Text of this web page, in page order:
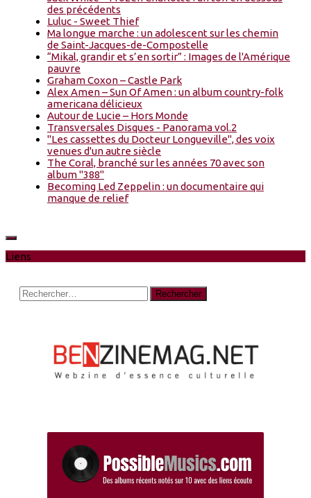
des précédents
Luluc - Sweet Thief
Ma longue marche : un adolescent sur les chemin
de Saint-Jacques-de-Compostelle
“Mikal, grandir et s’en sortir” : Images de l'Amérique
pauvre
Graham Coxon – Castle Park
Alex Amen – Sun Of Amen : un album country-folk
americana délicieux
Autour de Lucie – Hors Monde
Transversales Disques - Panorama vol.2
"Les cassettes du Docteur Longueville", des voix
venues d'un autre siècle
The Coral, branché sur les années 70 avec son
album "388"
Becoming Led Zeppelin : un documentaire qui
manque de relief
Liens
Rechercher :